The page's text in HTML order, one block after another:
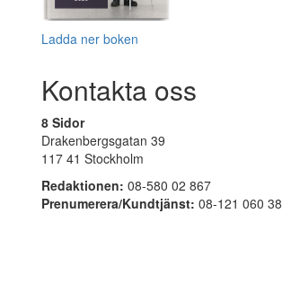
Ladda ner boken
Kontakta oss
8 Sidor
Drakenbergsgatan 39
117 41 Stockholm
Redaktionen: 08-580 02 867
Prenumerera/Kundtjänst: 08-121 060 38